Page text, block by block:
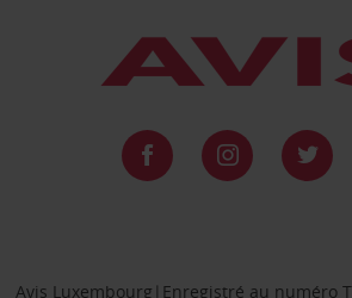
Avis Luxembourg|Enregistré au numéro